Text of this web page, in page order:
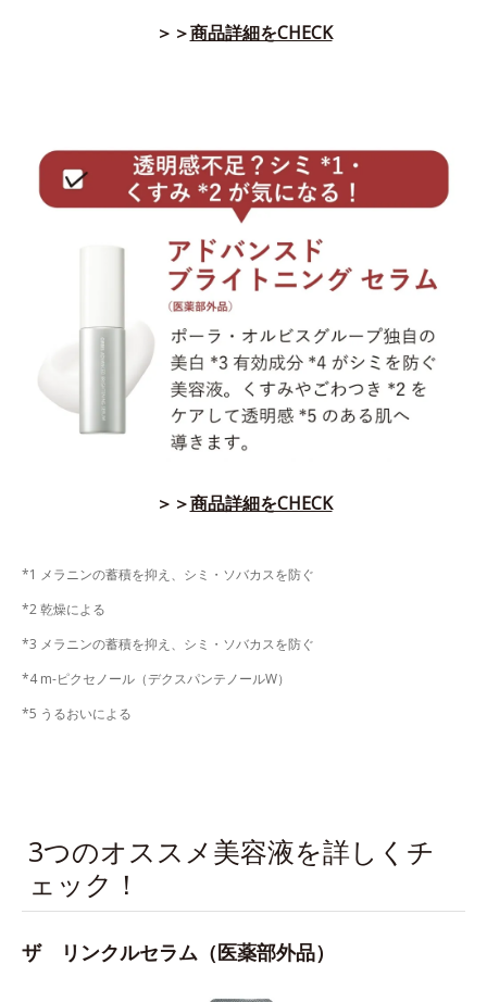
＞＞商品詳細をCHECK
＞＞商品詳細をCHECK
*1 メラニンの蓄積を抑え、シミ・ソバカスを防ぐ
*2 乾燥による
*3 メラニンの蓄積を抑え、シミ・ソバカスを防ぐ
*4 m-ピクセノール（デクスパンテノールW）
*5 うるおいによる
3つのオススメ美容液を詳しくチ
ェック！
ザ リンクルセラム（医薬部外品）